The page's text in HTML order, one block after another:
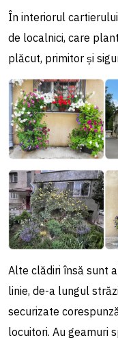
În interiorul
de localnici, care
plăcut, primitor și
Alte clădiri însă sunt
linie, de-a lungul
securizate
locuitori. Au geamuri